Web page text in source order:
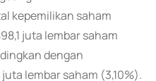
kepemilikan saham
juta lembar saham
dengan
lembar saham (3,10%).